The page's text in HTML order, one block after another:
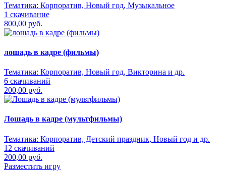
Тематика: Корпоратив, Новый год, Музыкальное
1 скачивание
800,00 руб.
лошадь в кадре (фильмы)
Тематика: Корпоратив, Новый год, Викторина и др.
6 скачиваний
200,00 руб.
Лошадь в кадре (мультфильмы)
Тематика: Корпоратив, Детский праздник, Новый год и др.
12 скачиваний
200,00 руб.
Разместить игру